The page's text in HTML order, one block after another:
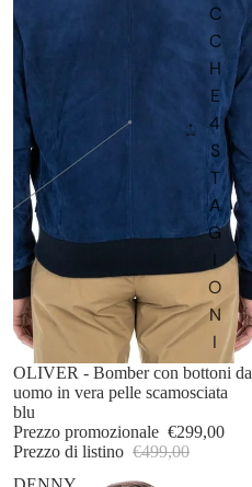
C
C
H
E
4
S
T
A
G
I
O
N
I
IN OFFERTA
OLIVER - Bomber con bottoni da
uomo in vera pelle scamosciata
blu
Prezzo promozionale €299,00
Prezzo di listino €499,00